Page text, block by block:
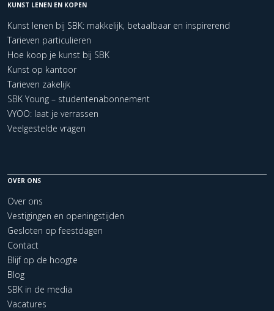
KUNST LENEN EN KOPEN
Kunst lenen bij SBK: makkelijk, betaalbaar en inspirerend
Tarieven particulieren
Hoe koop je kunst bij SBK
Kunst op kantoor
Tarieven zakelijk
SBK Young – studentenabonnement
VYOO: laat je verrassen
Veelgestelde vragen
OVER ONS
Over ons
Vestigingen en openingstijden
Gesloten op feestdagen
Contact
Blijf op de hoogte
Blog
SBK in de media
Vacatures